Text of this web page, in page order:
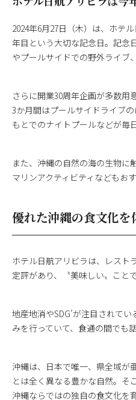
2024年6月27日（木）は、ホテ
年目という大切な記念日。記念
やプールサイドでの野外ライブ
さらに開業30周年企画が多数用
3か月間はプールサイドライブ
もとでのナイトプールなどが毎
また、沖縄の自然の海の生物に
マリンアクティビティなどもおす
優れた沖縄の食文化を
ホテル日航アリビラは、レスト
定評があり、〝美味しい〟こと
地産地消やSDG’が注目されて
みを行っていて、食通の間でも
沖縄は、日本で唯一、県全域が
とは全く異なる豊かな自然。そ
沖縄ならではの独自の食文化を